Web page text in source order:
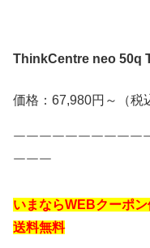
ThinkCentre neo 50q
価格：67,980円～（税
￣￣￣￣￣￣￣￣￣￣
￣￣￣
いまならWEBクーポン
送料無料